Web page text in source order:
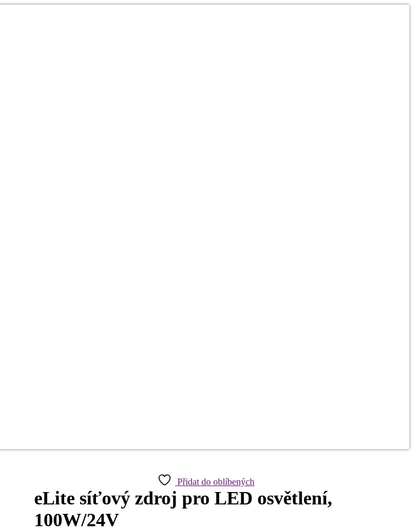
Přidat do oblíbených
eLite síťový zdroj pro LED osvětlení,
100W/24V